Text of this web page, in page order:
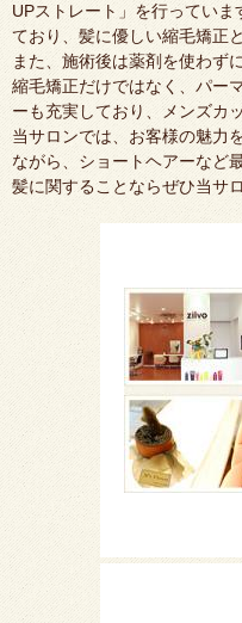
UPストレート」を行ってい
ており、髪に優しい縮毛矯正
また、施術後は薬剤を使わず
縮毛矯正だけではなく、パー
ーも充実しており、メンズカ
当サロンでは、お客様の魅力
ながら、ショートヘアーなど
髪に関することならぜひ当サ